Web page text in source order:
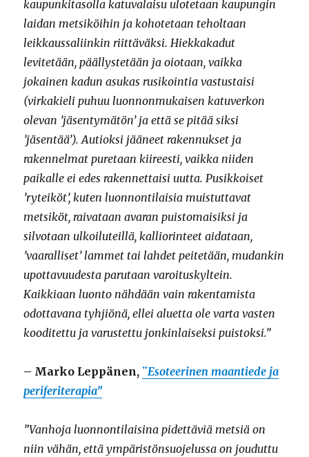
kaupunkitasolla katuvalaisu ulotetaan kaupungin
laidan metsiköihin ja kohotetaan teholtaan
leikkaussaliinkin riittäväksi. Hiekkakadut
levitetään, päällystetään ja oiotaan, vaikka
jokainen kadun asukas rusikointia vastustaisi
(virkakieli puhuu luonnonmukaisen katuverkon
olevan ’jäsentymätön’ ja että se pitää siksi
’jäsentää’). Autioksi jääneet rakennukset ja
rakennelmat puretaan kiireesti, vaikka niiden
paikalle ei edes rakennettaisi uutta. Pusikkoiset
’ryteiköt’, kuten luonnontilaisia muistuttavat
metsiköt, raivataan avaran puistomaisiksi ja
silvotaan ulkoiluteillä, kalliorinteet aidataan,
’vaaralliset’ lammet tai lahdet peitetään, mudankin
upottavuudesta parutaan varoituskyltein.
Kaikkiaan luonto nähdään vain rakentamista
odottavana tyhjiönä, ellei aluetta ole varta vasten
kooditettu ja varustettu jonkinlaiseksi puistoksi.”
– Marko Leppänen, ¨Esoteerinen maantiede ja
periferiterapia”
”Vanhoja luonnontilaisina pidettäviä metsiä on
niin vähän, että ympäristönsuojelussa on jouduttu